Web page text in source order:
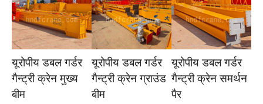
यूरोपीय डबल गर्डर
गैन्ट्री क्रेन मुख्य
बीम
यूरोपीय डबल गर्डर
गैन्ट्री क्रेन ग्राउंड
बीम
यूरोपीय डबल गर्डर
गैन्ट्री क्रेन समर्थन
पैर